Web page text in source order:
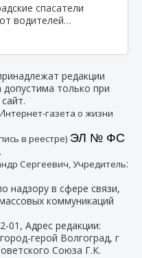
спасатели
водителей…
редакции
допустима только при
нтернет-газета о жизни
в реестре) ЭЛ № ФС
Сергеевич, Учредитель:
надзору в сфере связи,
коммуникаций
01 , Адрес редакции:
герой Волгоград, г
Союза Г.К.